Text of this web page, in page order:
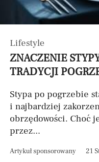
Lifestyle
ZNACZENIE
TRADYCJI
Stypa po pogrzebie
i najbardziej
obrzędowości. Choć
przez...
Artykuł sponsorowany 21